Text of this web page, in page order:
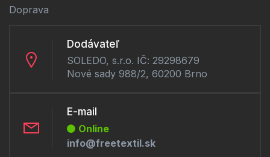
Doprava
Dodávateľ
SOLEDO, s.r.o. IČ: 29298679
Nové sady 988/2, 60200 Brno
E-mail
Online
info@freetextil.sk